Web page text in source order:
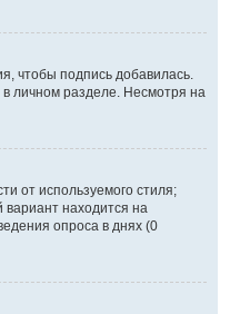
чтобы подпись добавилась.
личном разделе. Несмотря на
от используемого стиля;
находится на
опроса в днях (0